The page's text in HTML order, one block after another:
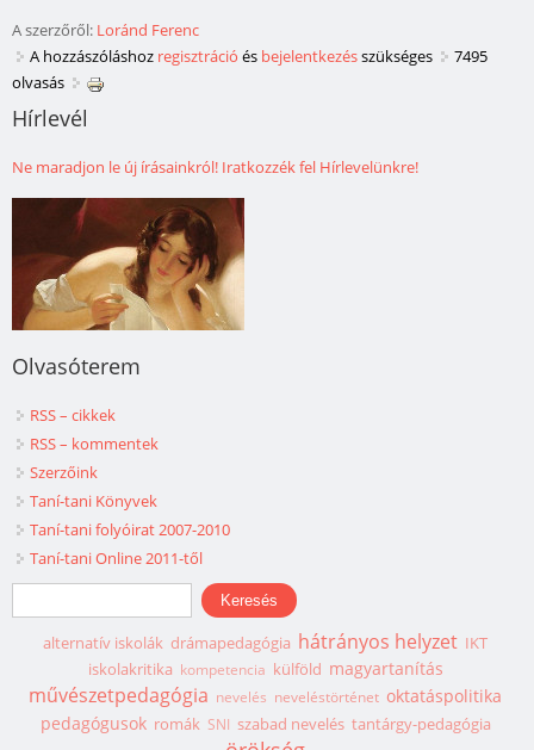
A szerzőről: Loránd Ferenc
A hozzászóláshoz regisztráció és bejelentkezésszükséges
7495
olvasás
Hírlevél
Ne maradjon le új írásainkról! Iratkozzék fel Hírlevelünkre!
Olvasóterem
RSS – cikkek
RSS – kommentek
Szerzőink
Taní-tani Könyvek
Taní-tani folyóirat 2007-2010
Taní-tani Online 2011-től
Keresés űrlap
Keresés
alternatív iskolák drámapedagógia hátrányos helyzet IKT
iskolakritika kompetencia külföld magyartanítás
művészetpedagógia nevelés neveléstörténet oktatáspolitika
pedagógusok romák SNI szabad nevelés tantárgy-pedagógia